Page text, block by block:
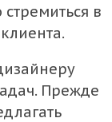
в
Прежде